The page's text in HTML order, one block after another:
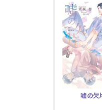
BLUEMOON Novels
全作品ジャンル一覧へ
PurComics募集情報
書店様向け試し読み・POPダ
嘘の欠